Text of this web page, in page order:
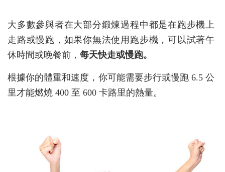
大多數參與者在大部分鍛煉過程中都是在跑步機上
走路或慢跑，如果你無法使用跑步機，可以試著午
休時間或晚餐前， 每天快走或慢跑。
根據你的體重和速度，你可能需要步行或慢跑 6.5 公
里才能燃燒 400 至 600 卡路里的熱量。